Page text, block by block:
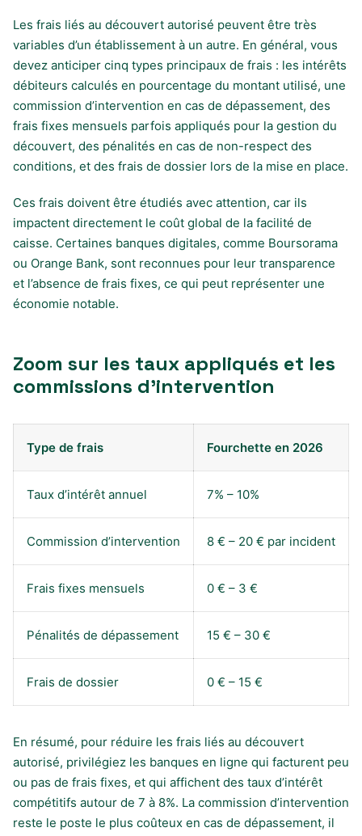
Les frais liés au découvert autorisé peuvent être très
variables d’un établissement à un autre. En général, vous
devez anticiper cinq types principaux de frais : les intérêts
débiteurs calculés en pourcentage du montant utilisé, une
commission d’intervention en cas de dépassement, des
frais fixes mensuels parfois appliqués pour la gestion du
découvert, des pénalités en cas de non-respect des
conditions, et des frais de dossier lors de la mise en place.
Ces frais doivent être étudiés avec attention, car ils
impactent directement le coût global de la facilité de
caisse. Certaines banques digitales, comme Boursorama
ou Orange Bank, sont reconnues pour leur transparence
et l’absence de frais fixes, ce qui peut représenter une
économie notable.
Zoom sur les taux appliqués et les
commissions d’intervention
Type de frais Fourchette en 2026
Taux d’intérêt annuel 7% – 10%
Commission d’intervention 8 € – 20 € par incident
Frais fixes mensuels 0 € – 3 €
Pénalités de dépassement 15 € – 30 €
Frais de dossier 0 € – 15 €
En résumé, pour réduire les frais liés au découvert
autorisé, privilégiez les banques en ligne qui facturent peu
ou pas de frais fixes, et qui affichent des taux d’intérêt
compétitifs autour de 7 à 8%. La commission d’intervention
reste le poste le plus coûteux en cas de dépassement, il